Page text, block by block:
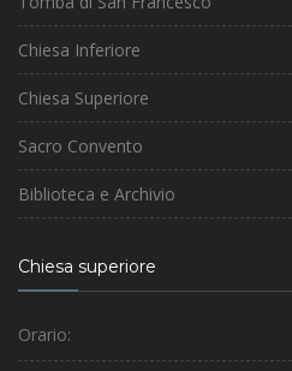
Chiesa Inferiore
Chiesa Superiore
Sacro Convento
Biblioteca e Archivio
Chiesa superiore
Orario: